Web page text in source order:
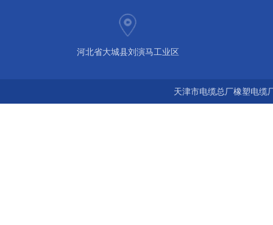
河北省大城县刘演马工业区
天津市电缆总厂橡塑电